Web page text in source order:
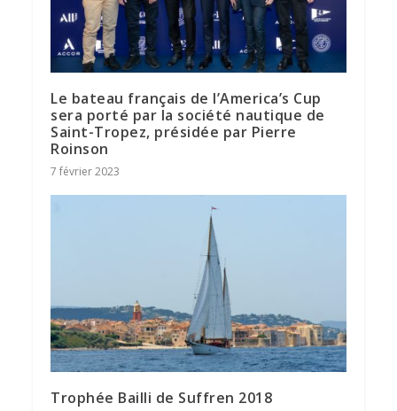
Le bateau français de l’America’s Cup
sera porté par la société nautique de
Saint-Tropez, présidée par Pierre
Roinson
7 février 2023
Trophée Bailli de Suffren 2018